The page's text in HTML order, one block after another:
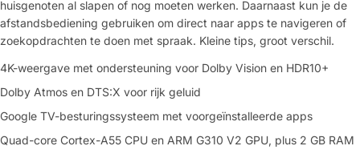
huisgenoten al slapen of nog moeten werken. Daarnaast kun je de
afstandsbediening gebruiken om direct naar apps te navigeren of
zoekopdrachten te doen met spraak. Kleine tips, groot verschil.
4K-weergave met ondersteuning voor Dolby Vision en HDR10+
Dolby Atmos en DTS:X voor rijk geluid
Google TV-besturingssysteem met voorgeïnstalleerde apps
Quad-core Cortex-A55 CPU en ARM G310 V2 GPU, plus 2 GB RAM